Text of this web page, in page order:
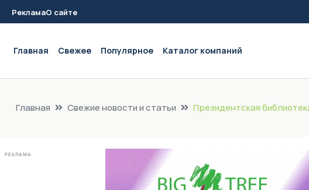
РекламаО сайте
Главная Свежее Популярное Каталог компаний
Главная Свежие новости и статьи Президентская
РЕКЛАМА